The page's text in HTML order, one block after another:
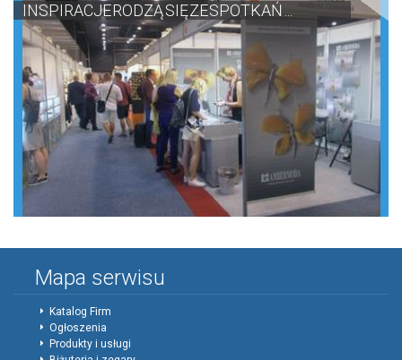
INSPIRACJE RODZĄ SIĘ ZE SPOTKAŃ ...
Mapa serwisu
Katalog Firm
Ogłoszenia
Produkty i usługi